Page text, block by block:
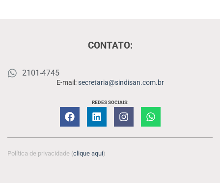
CONTATO:
2101-4745
E-mail:secretaria@sindisan.com.br
REDES SOCIAIS:
Política de privacidade (clique aqui)